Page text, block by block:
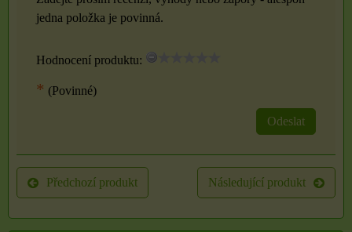
jedna položka je povinná.
Hodnocení produktu:
* (Povinné)
Odeslat
Předchozí produkt Následující produkt